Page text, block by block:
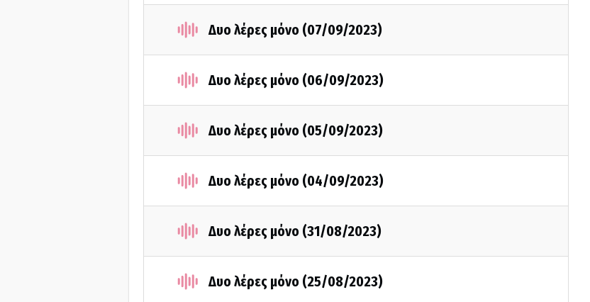
Δυο λέρες μόνο (07/09/2023)
Δυο λέρες μόνο (06/09/2023)
Δυο λέρες μόνο (05/09/2023)
Δυο λέρες μόνο (04/09/2023)
Δυο λέρες μόνο (31/08/2023)
Δυο λέρες μόνο (25/08/2023)